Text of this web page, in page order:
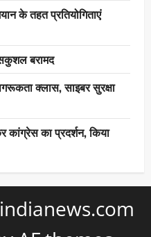
के तहत प्रतियोगिताएं
सकुशल बरामद
क्लास, साइबर सुरक्षा
कांग्रेस का प्रदर्शन, किया